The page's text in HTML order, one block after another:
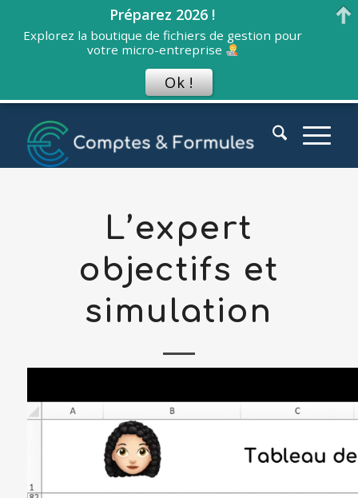
L’expert
objectifs et
simulation
Préparez 2026 !
Explorez la boutique de fichiers de gestion pour
votre micro-entreprise
Ok !